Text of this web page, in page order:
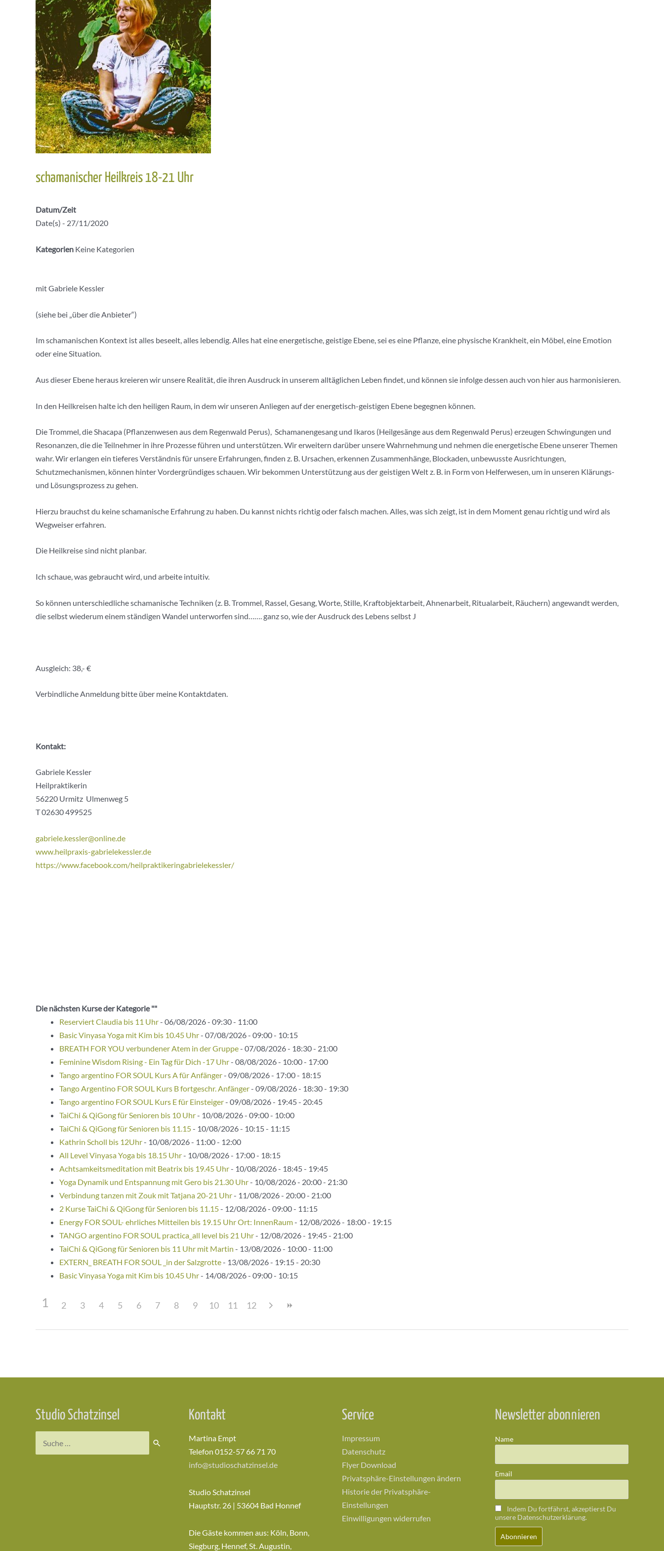
schamanischer Heilkreis 18-21 Uhr
Datum/Zeit
Date(s) - 27/11/2020
Kategorien Keine Kategorien
mit Gabriele Kessler
(siehe bei „über die Anbieter“)
Im schamanischen Kontext ist alles beseelt, alles lebendig. Alles hat eine energetische, geistige Ebene, sei es eine Pflanze, eine physische Krankheit, ein Möbel, eine Emotion
oder eine Situation.
Aus dieser Ebene heraus kreieren wir unsere Realität, die ihren Ausdruck in unserem alltäglichen Leben findet, und können sie infolge dessen auch von hier aus harmonisieren.
In den Heilkreisen halte ich den heiligen Raum, in dem wir unseren Anliegen auf der energetisch-geistigen Ebene begegnen können.
Die Trommel, die Shacapa (Pflanzenwesen aus dem Regenwald Perus), Schamanengesang und Ikaros (Heilgesänge aus dem Regenwald Perus) erzeugen Schwingungen und
Resonanzen, die die Teilnehmer in ihre Prozesse führen und unterstützen. Wir erweitern darüber unsere Wahrnehmung und nehmen die energetische Ebene unserer Themen
wahr. Wir erlangen ein tieferes Verständnis für unsere Erfahrungen, finden z. B. Ursachen, erkennen Zusammenhänge, Blockaden, unbewusste Ausrichtungen,
Schutzmechanismen, können hinter Vordergründiges schauen. Wir bekommen Unterstützung aus der geistigen Welt z. B. in Form von Helferwesen, um in unseren Klärungs-
und Lösungsprozess zu gehen.
Hierzu brauchst du keine schamanische Erfahrung zu haben. Du kannst nichts richtig oder falsch machen. Alles, was sich zeigt, ist in dem Moment genau richtig und wird als
Wegweiser erfahren.
Die Heilkreise sind nicht planbar.
Ich schaue, was gebraucht wird, und arbeite intuitiv.
So können unterschiedliche schamanische Techniken (z. B. Trommel, Rassel, Gesang, Worte, Stille, Kraftobjektarbeit, Ahnenarbeit, Ritualarbeit, Räuchern) angewandt werden,
die selbst wiederum einem ständigen Wandel unterworfen sind……. ganz so, wie der Ausdruck des Lebens selbst J
Ausgleich: 38,- €
Verbindliche Anmeldung bitte über meine Kontaktdaten.
Kontakt:
Gabriele Kessler
Heilpraktikerin
56220 Urmitz Ulmenweg 5
T 02630 499525
gabriele.kessler@online.de
www.heilpraxis-gabrielekessler.de
https://www.facebook.com/heilpraktikeringabrielekessler/
Die nächsten Kurse der Kategorie ""
Reserviert Claudia bis 11 Uhr- 06/08/2026 - 09:30 - 11:00
Basic Vinyasa Yoga mit Kim bis 10.45 Uhr- 07/08/2026 - 09:00 - 10:15
BREATH FOR YOU verbundener Atem in der Gruppe- 07/08/2026 - 18:30 - 21:00
Feminine Wisdom Rising - Ein Tag für Dich -17 Uhr- 08/08/2026 - 10:00 - 17:00
Tango argentino FOR SOUL Kurs A für Anfänger- 09/08/2026 - 17:00 - 18:15
Tango Argentino FOR SOUL Kurs B fortgeschr. Anfänger- 09/08/2026 - 18:30 - 19:30
Tango argentino FOR SOUL Kurs E für Einsteiger- 09/08/2026 - 19:45 - 20:45
TaiChi & QiGong für Senioren bis 10 Uhr- 10/08/2026 - 09:00 - 10:00
TaiChi & QiGong für Senioren bis 11.15- 10/08/2026 - 10:15 - 11:15
Kathrin Scholl bis 12Uhr- 10/08/2026 - 11:00 - 12:00
All Level Vinyasa Yoga bis 18.15 Uhr- 10/08/2026 - 17:00 - 18:15
Achtsamkeitsmeditation mit Beatrix bis 19.45 Uhr- 10/08/2026 - 18:45 - 19:45
Yoga Dynamik und Entspannung mit Gero bis 21.30 Uhr- 10/08/2026 - 20:00 - 21:30
Verbindung tanzen mit Zouk mit Tatjana 20-21 Uhr- 11/08/2026 - 20:00 - 21:00
2 Kurse TaiChi & QiGong für Senioren bis 11.15- 12/08/2026 - 09:00 - 11:15
Energy FOR SOUL- ehrliches Mitteilen bis 19.15 Uhr Ort: InnenRaum- 12/08/2026 - 18:00 - 19:15
TANGO argentino FOR SOUL practica_all level bis 21 Uhr- 12/08/2026 - 19:45 - 21:00
TaiChi & QiGong für Senioren bis 11 Uhr mit Martin - 13/08/2026 - 10:00 - 11:00
EXTERN_ BREATH FOR SOUL _in der Salzgrotte- 13/08/2026 - 19:15 - 20:30
Basic Vinyasa Yoga mit Kim bis 10.45 Uhr- 14/08/2026 - 09:00 - 10:15
1 2 3 4 5 6 7 8 9 10 11 12
Studio Schatzinsel Kontakt
Martina Empt
Telefon 0152-57 66 71 70
info@studioschatzinsel.de
Studio Schatzinsel
Hauptstr. 26 | 53604 Bad Honnef
Die Gäste kommen aus: Köln, Bonn,
Siegburg, Hennef, St. Augustin,
Service
Impressum
Datenschutz
Flyer Download
Privatsphäre-Einstellungen ändern
Historie der Privatsphäre-
Einstellungen
Einwilligungen widerrufen
Newsletter abonnieren
Name
Email
Indem Du fortfährst, akzeptierst Du
unsere Datenschutzerklärung.